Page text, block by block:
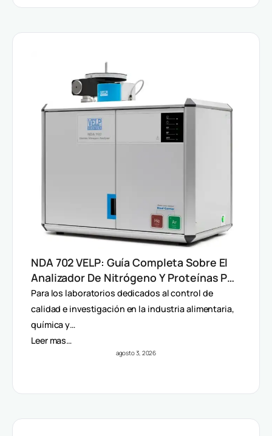
NDA 702 VELP: Guía Completa Sobre El
Analizador De Nitrógeno Y Proteínas Por
Método Dumas
Para los laboratorios dedicados al control de
calidad e investigación en la industria alimentaria,
química y…
Leer mas…
agosto 3, 2026